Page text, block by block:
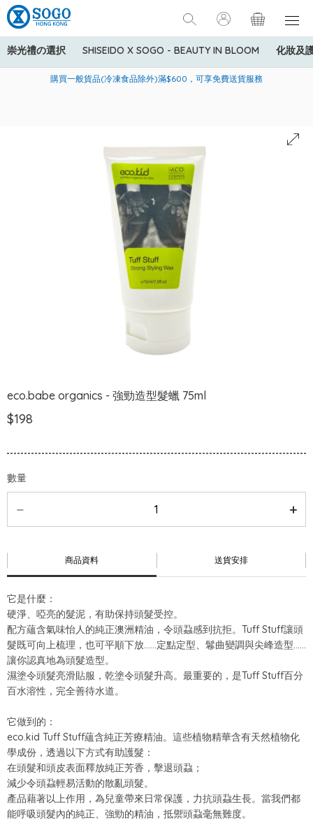
崇光禮の選択 SHISEIDO X SOGO - BEAUTY IN BLOOM 化妝及
美國運通Explorer®信用卡會員購物禮遇：高達5%簽賬回贈！
購買一般貨品(冷凍食品除外)滿$600，可享免費送貨服務
寄送中國內地服務只適用於指定商品，若訂單金額少於HK$600(折
eco.babe organics - 強勁造型髮蠟 75ml
$198
數量
商品資料 送貨安排
它是什麼：
硬淨、啞亮的髮泥，有助保持頭髮受控。
配方蘊含氣味怡人的純正澳洲精油，令頭蝨感到抗拒。Tuff Stuff讓頭
髮既可向上梳理，也可平順下放……定點定型、鬈曲變調與尖峰造型……
讓你認真地為頭髮造型。
濕塗令頭髮亮滑貼服，乾塗令頭髮升高。最重要的，是Tuff Stuff百分
百水溶性，完全善待水道。
它做到的：
eco.kid Tuff Stuff蘊含純正芳療精油。這些植物精華含有天然植物化
學成份，透過以下方式有助護髮：
在頭髮和頭皮表面釋放純正芳香，擊退頭蝨；
減少令頭蝨輕易活動的散亂頭髮。
產品藉著以上作用，為兒童帶來日常保護，力抗頭蝨生長。當我們都
能呼吸頭髮內的純正、強勁的精油，抵禦頭蝨毫無難度。